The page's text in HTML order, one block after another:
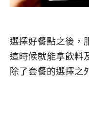
選擇好餐點之後，
這時候就能拿飲料
除了套餐的選擇之